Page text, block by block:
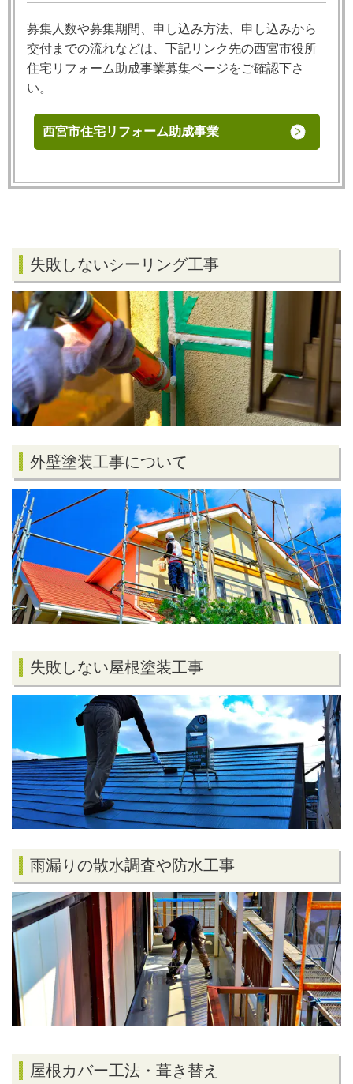
募集人数や募集期間、申し込み方法、申し込みから
交付までの流れなどは、下記リンク先の西宮市役所
住宅リフォーム助成事業募集ページをご確認下さ
い。
西宮市住宅リフォーム助成事業
失敗しないシーリング工事
外壁塗装工事について
失敗しない屋根塗装工事
雨漏りの散水調査や防水工事
屋根カバー工法・葺き替え